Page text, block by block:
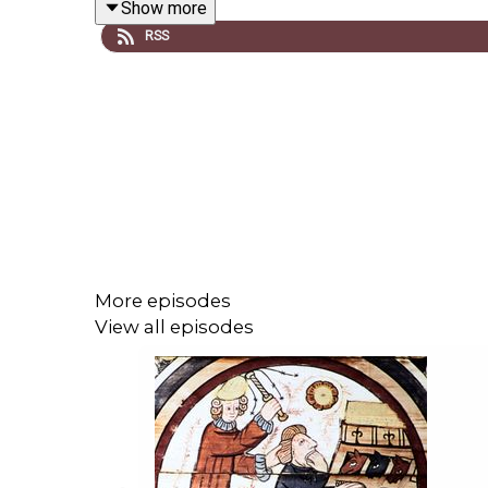
Sigurd Jorsalafare fått i det heliga landet.
På 1300-talet byggdes en fast borg, Bagahus
först på 1400-talet och avsåg till en början bara
fjärrstyrdes från Köpenhamn, blev länsmannen
Show more
RSS
More episodes
View all episodes